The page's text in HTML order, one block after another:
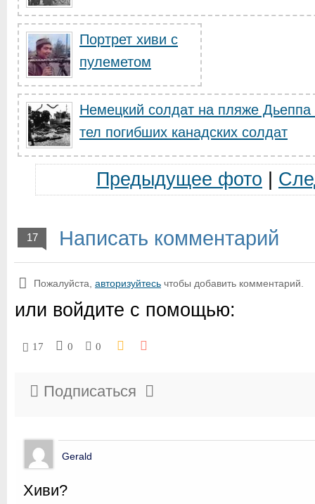
Портрет хиви с
пулеметом
Немецкий солдат на пляже Дьеппа
тел погибших канадских солдат
Предыдущее фото
17 Написать комментарий
Пожалуйста, авторизуйтесь чтобы добавить комментарий.
или войдите с помощью:
17 0 0
Подписаться
Gerald
Хиви?